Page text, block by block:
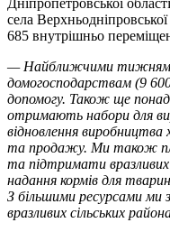
Дніпропетровської
села
685 внутрішньо
—Найближчими
домогосподарствам (9
допомогу. Також ще понад
отримають набори для
відновлення
та продажу. Ми також
та підтримати
надання кормів для
З більшими ресурсами
вразливих сільських